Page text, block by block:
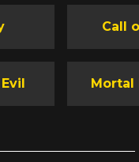
Call
Mortal